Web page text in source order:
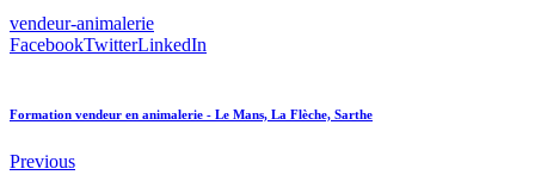
vendeur-animalerie
FacebookTwitterLinkedIn
Formation vendeur en animalerie - Le Mans, La Flèche, Sarthe
Previous